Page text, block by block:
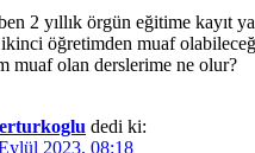
2 yıllık örgün eğitime kayıt
öğretimden muaf
muaf olan derslerime ne olur?
dedi ki:
2023, 08:18